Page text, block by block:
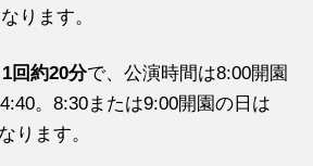
ります。
1回約20分で、公演時間は8:00開園
。8:30または9:00開園の日は
ります。